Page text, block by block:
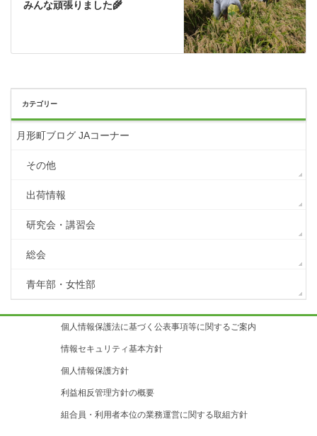
みんな頑張りました🌾
カテゴリー
月形町ブログ JAコーナー
その他
出荷情報
研究会・講習会
総会
青年部・女性部
個人情報保護法に基づく公表事項等に関するご案内
情報セキュリティ基本方針
個人情報保護方針
利益相反管理方針の概要
組合員・利用者本位の業務運営に関する取組方針